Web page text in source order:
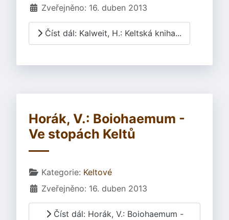
Zveřejněno: 16. duben 2013
Číst dál: Kalweit, H.: Keltská kniha...
Horák, V.: Boiohaemum -
Ve stopách Keltů
Základní údaje
Kategorie: Keltové
Zveřejněno: 16. duben 2013
Číst dál: Horák, V.: Boiohaemum -